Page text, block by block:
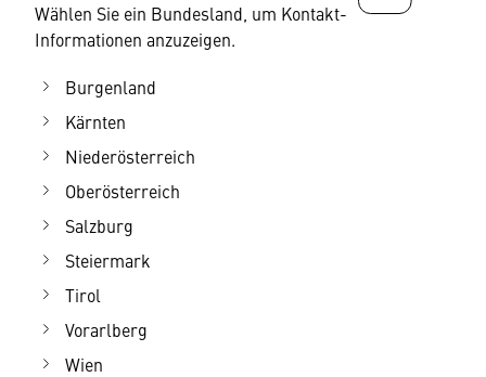
Wählen Sie ein Bundesland, um Kontakt-
Informationen anzuzeigen.
Burgenland
Kärnten
Niederösterreich
Oberösterreich
Salzburg
Steiermark
Tirol
Vorarlberg
Wien